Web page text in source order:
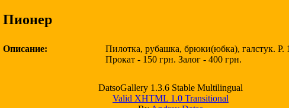
Пионер
Описание:
Пилотка, рубашка, брюки(юбка), галстук. Р.
Прокат - 150 грн. Залог - 400 грн.
DatsoGallery 1.3.6 Stable Multilingual
Valid XHTML 1.0 Transitional